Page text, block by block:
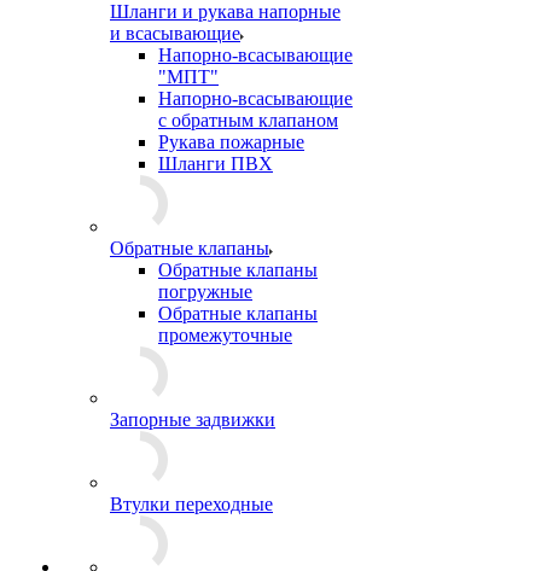
Шланги и рукава напорные
и всасывающие
Напорно-всасывающие
"МПТ"
Напорно-всасывающие
с обратным клапаном
Рукава пожарные
Шланги ПВХ
Обратные клапаны
Обратные клапаны
погружные
Обратные клапаны
промежуточные
Запорные задвижки
Втулки переходные